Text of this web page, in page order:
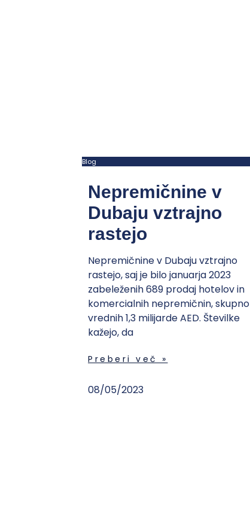
Blog
Nepremičnine v
Dubaju vztrajno
rastejo
Nepremičnine v Dubaju vztrajno
rastejo, saj je bilo januarja 2023
zabeleženih 689 prodaj hotelov in
komercialnih nepremičnin, skupno
vrednih 1,3 milijarde AED. Številke
kažejo, da
Preberi več »
08/05/2023